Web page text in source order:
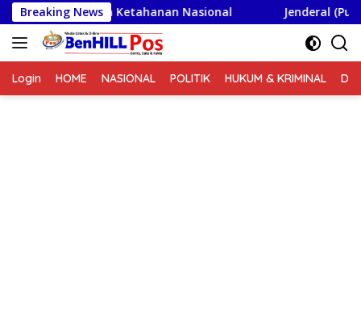
Langsung
ke
konten
Breaking News
Wawasan Ketahanan Nasional Jenderal (Purn)
Login HOME NASIONAL POLITIK HUKUM & KRIMINAL